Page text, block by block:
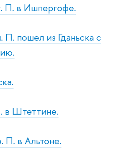
П. в Ишпергофе.
пошел из Гданьска с
в Штеттине.
П. в Альтоне.